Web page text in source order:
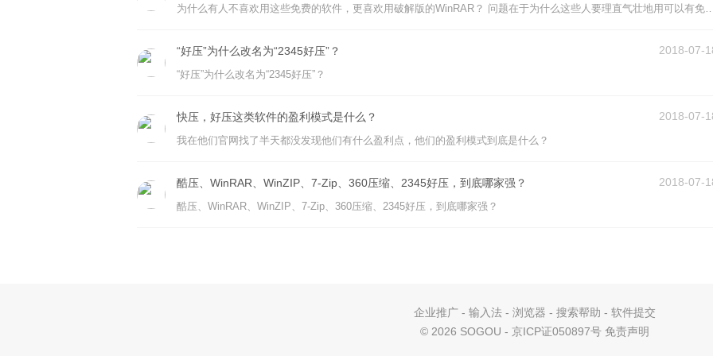
为什么有人不喜欢用这些免费的软件，更喜欢用破解版的WinRAR？ 问题在于为什么这些人要理直气壮地用可以有免费替代品（例如7zip）的盗版软件？ 而且盗版的破解软件安全性值得怀疑，我知
“好压”为什么改名为“2345好压”？
“好压”为什么改名为“2345好压”？
2018-07-
快压，好压这类软件的盈利模式是什么？
我在他们官网找了半天都没发现他们有什么盈利点，他们的盈利模式到底是什么？
2018-07-
酷压、WinRAR、WinZIP、7-Zip、360压缩、2345好压，到底哪家强？
酷压、WinRAR、WinZIP、7-Zip、360压缩、2345好压，到底哪家强？
2018-07-
企业推广 - 输入法 - 浏览器 - 搜索帮助 - 软件提交
© 2026 SOGOU - 京ICP证050897号 免责声明